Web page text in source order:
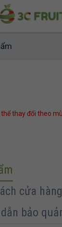
thay đổi theo
cửa hàng
bảo